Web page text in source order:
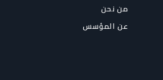
من نحن
عن المؤسس